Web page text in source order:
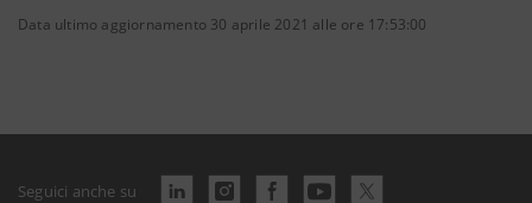
Data ultimo aggiornamento 30 aprile 2021 alle ore 17:53:00
Seguici anche su